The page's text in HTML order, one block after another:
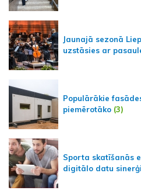
Jaunajā sezonā
uzstāsies ar
Populārākie
piemērotāko (3)
Sporta skatīšanās
digitālo datu